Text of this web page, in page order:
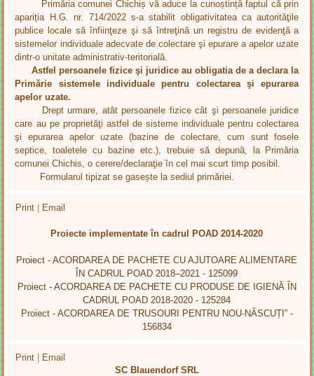
Primăria comunei Chichiș vă aduce la cunoștință faptul că prin
apariția H.G. nr. 714/2022 s-a stabilit obligativitatea ca autorităţile
publice locale să înfiinţeze şi să întreţină un registru de evidenţă a
sistemelor individuale adecvate de colectare şi epurare a apelor uzate
dintr-o unitate administrativ-teritorială.
Astfel persoanele fizice şi juridice au obligatia de a declara la
Primărie sistemele individuale pentru colectarea şi epurarea
apelor uzate.
Drept urmare, atât persoanele fizice cât şi persoanele juridice
care au pe proprietăţi astfel de sisteme individuale pentru colectarea
şi epurarea apelor uzate (bazine de colectare, cum sunt fosele
septice, toaletele cu bazine etc.), trebuie să depună, la Primăria
comunei Chichis, o cerere/declaraţie în cel mai scurt timp posibil.
Formularul tipizat se gasește la sediul primăriei.
Print | Email
Proiecte implementate în cadrul POAD 2014-2020
Proiect - ACORDAREA DE PACHETE CU AJUTOARE ALIMENTARE
ÎN CADRUL POAD 2018–2021 - 125099
Proiect - ACORDAREA DE PACHETE CU PRODUSE DE IGIENĂ ÎN
CADRUL POAD 2018-2020 - 125284
Proiect - ACORDAREA DE TRUSOURI PENTRU NOU-NĂSCUȚI” -
156834
Print | Email
SC Blauendorf SRL